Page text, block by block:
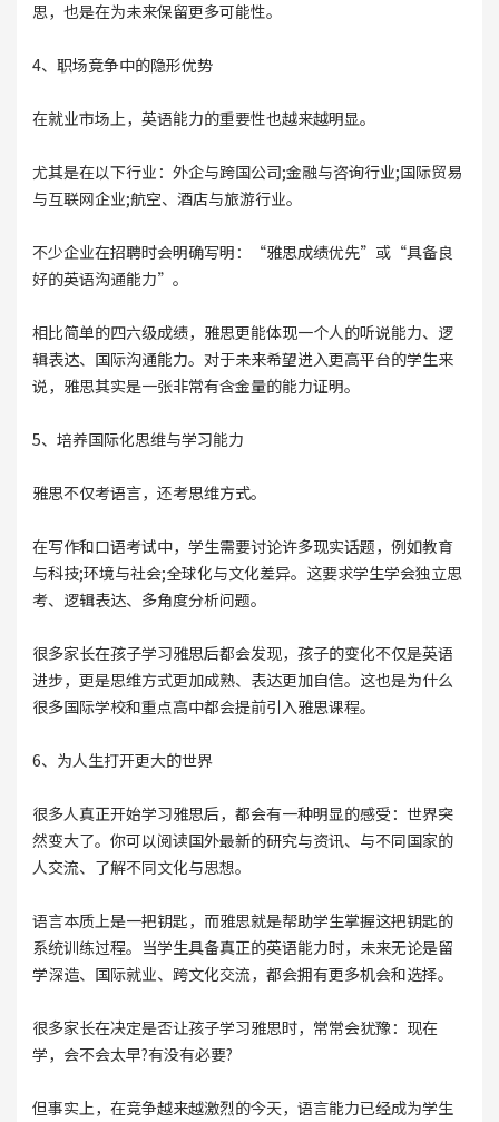
思，也是在为未来保留更多可能性。
4、职场竞争中的隐形优势
在就业市场上，英语能力的重要性也越来越明显。
尤其是在以下行业：外企与跨国公司;金融与咨询行业;国际贸易
与互联网企业;航空、酒店与旅游行业。
不少企业在招聘时会明确写明：“雅思成绩优先”或“具备良
好的英语沟通能力”。
相比简单的四六级成绩，雅思更能体现一个人的听说能力、逻
辑表达、国际沟通能力。对于未来希望进入更高平台的学生来
说，雅思其实是一张非常有含金量的能力证明。
5、培养国际化思维与学习能力
雅思不仅考语言，还考思维方式。
在写作和口语考试中，学生需要讨论许多现实话题，例如教育
与科技;环境与社会;全球化与文化差异。这要求学生学会独立思
考、逻辑表达、多角度分析问题。
很多家长在孩子学习雅思后都会发现，孩子的变化不仅是英语
进步，更是思维方式更加成熟、表达更加自信。这也是为什么
很多国际学校和重点高中都会提前引入雅思课程。
6、为人生打开更大的世界
很多人真正开始学习雅思后，都会有一种明显的感受：世界突
然变大了。你可以阅读国外最新的研究与资讯、与不同国家的
人交流、了解不同文化与思想。
语言本质上是一把钥匙，而雅思就是帮助学生掌握这把钥匙的
系统训练过程。当学生具备真正的英语能力时，未来无论是留
学深造、国际就业、跨文化交流，都会拥有更多机会和选择。
很多家长在决定是否让孩子学习雅思时，常常会犹豫：现在
学，会不会太早?有没有必要?
但事实上，在竞争越来越激烈的今天，语言能力已经成为学生